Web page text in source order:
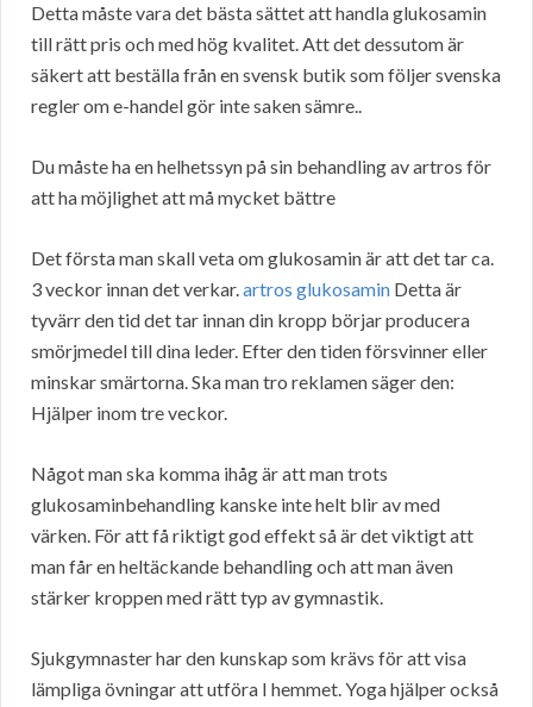
Detta måste vara det bästa sättet att handla glukosamin
till rätt pris och med hög kvalitet. Att det dessutom är
säkert att beställa från en svensk butik som följer svenska
regler om e-handel gör inte saken sämre..
Du måste ha en helhetssyn på sin behandling av artros för
att ha möjlighet att må mycket bättre
Det första man skall veta om glukosamin är att det tar ca.
3 veckor innan det verkar.artros glukosamin Detta är
tyvärr den tid det tar innan din kropp börjar producera
smörjmedel till dina leder. Efter den tiden försvinner eller
minskar smärtorna. Ska man tro reklamen säger den:
Hjälper inom tre veckor.
Något man ska komma ihåg är att man trots
glukosaminbehandling kanske inte helt blir av med
värken. För att få riktigt god effekt så är det viktigt att
man får en heltäckande behandling och att man även
stärker kroppen med rätt typ av gymnastik.
Sjukgymnaster har den kunskap som krävs för att visa
lämpliga övningar att utföra I hemmet. Yoga hjälper också